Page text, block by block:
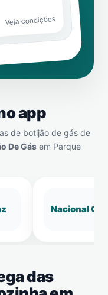
Veja condições
app
de botijão de gás de
De Gás em Parque
Nacional Gás
das